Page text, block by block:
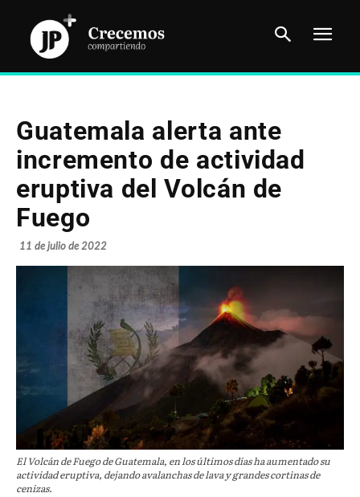
Guatemala alerta ante
incremento de actividad
eruptiva del Volcán de
Fuego
11 de julio de 2022
El Volcán de Fuego de Guatemala, en los últimos días ha aumentado su
actividad eruptiva, dejando avalanchas de lava y grandes cortinas de
cenizas.